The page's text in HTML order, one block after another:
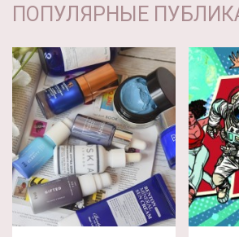
ПОПУЛЯРНЫЕ